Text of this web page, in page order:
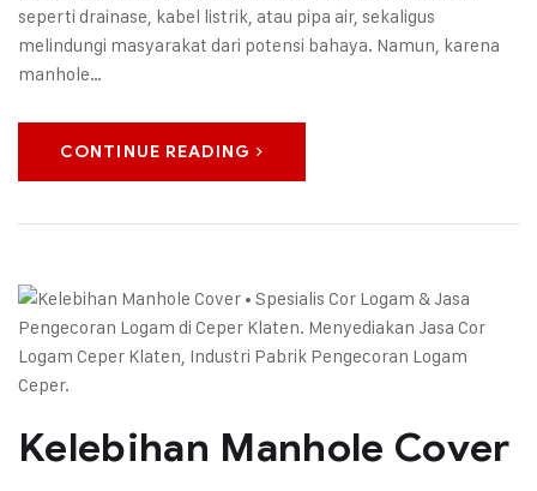
seperti drainase, kabel listrik, atau pipa air, sekaligus
melindungi masyarakat dari potensi bahaya. Namun, karena
manhole…
CONTINUE READING
Kelebihan Manhole Cover